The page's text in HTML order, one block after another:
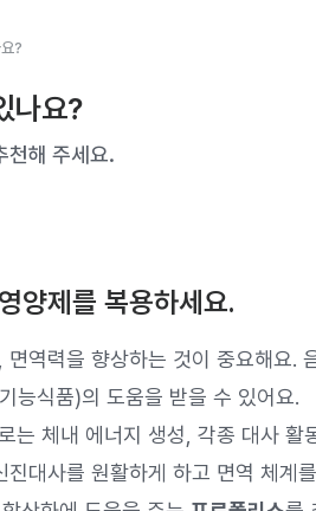
?
나요?
천해 주세요.
양제를 복용하세요.
역력을 향상하는 것이 중요해요.
능식품)의 도움을 받을 수 있어요.
는 체내 에너지 생성, 각종 대사 활
진대사를 원활하게 하고 면역 체계